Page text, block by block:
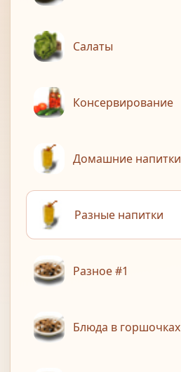
Салаты
Консервирование
Домашние напитки
Разные напитки
Разное #1
Блюда в горшочках